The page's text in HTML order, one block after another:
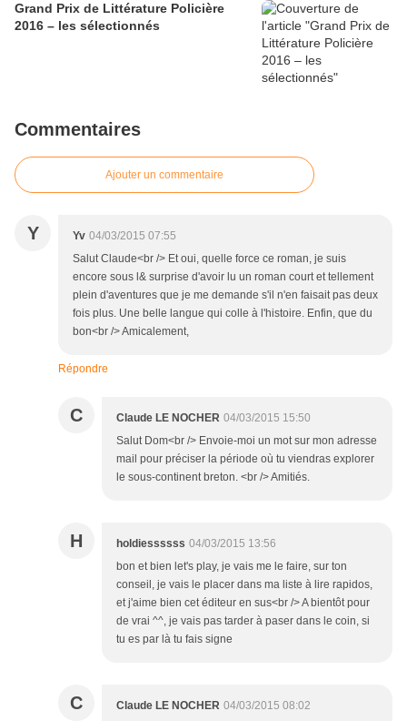
Grand Prix de Littérature Policière
2016 – les sélectionnés
Commentaires
Ajouter un commentaire
Y Yv 04/03/2015 07:55
Salut Claude<br /> Et oui, quelle force ce roman, je suis
encore sous l& surprise d'avoir lu un roman court et tellement
plein d'aventures que je me demande s'il n'en faisait pas deux
fois plus. Une belle langue qui colle à l'histoire. Enfin, que du
bon<br /> Amicalement,
Répondre
C Claude LE NOCHER 04/03/2015 15:50
Salut Dom<br /> Envoie-moi un mot sur mon adresse
mail pour préciser la période où tu viendras explorer
le sous-continent breton. <br /> Amitiés.
H holdiessssss 04/03/2015 13:56
bon et bien let's play, je vais me le faire, sur ton
conseil, je vais le placer dans ma liste à lire rapidos,
et j'aime bien cet éditeur en sus<br /> A bientôt pour
de vrai ^^, je vais pas tarder à paser dans le coin, si
tu es par là tu fais signe
C Claude LE NOCHER 04/03/2015 08:02